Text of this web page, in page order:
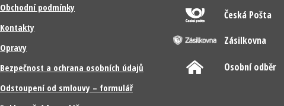
Obchodní podmínky
Kontakty
Opravy
Bezpečnost a ochrana osobních údajů
Odstoupení od smlouvy – formulář
Česká Pošta
Zásilkovna
Osobní odběr